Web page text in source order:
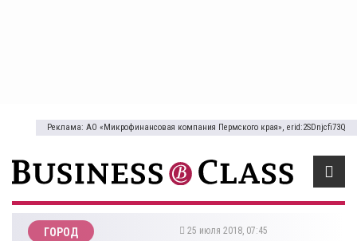
Реклама: АО «Микрофинансовая компания Пермского края», erid:2SDnjcfi73Q
ГОРОД 25 июля 2018, 07:45